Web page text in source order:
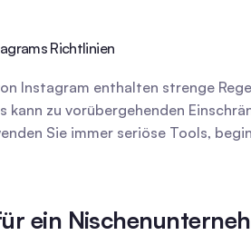
Richtlinien
Instagram enthalten strenge
kann zu vorübergehenden
Sie immer seriöse Tools,
ein